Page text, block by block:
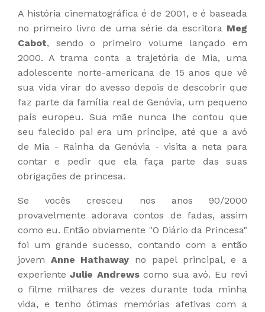
A história cinematográfica é de 2001, e é baseada
no primeiro livro de uma série da escritora Meg
Cabot, sendo o primeiro volume lançado em
2000. A trama conta a trajetória de Mia, uma
adolescente norte-americana de 15 anos que vê
sua vida virar do avesso depois de descobrir que
faz parte da família real de Genóvia, um pequeno
país europeu. Sua mãe nunca lhe contou que
seu falecido pai era um príncipe, até que a avó
de Mia - Rainha da Genóvia - visita a neta para
contar e pedir que ela faça parte das suas
obrigações de princesa.
Se vocês cresceu nos anos 90/2000
provavelmente adorava contos de fadas, assim
como eu. Então obviamente "O Diário da Princesa"
foi um grande sucesso, contando com a então
jovem Anne Hathaway no papel principal, e a
experienteJulie Andrewscomo sua avó. Eu revi
o filme milhares de vezes durante toda minha
vida, e tenho ótimas memórias afetivas com a